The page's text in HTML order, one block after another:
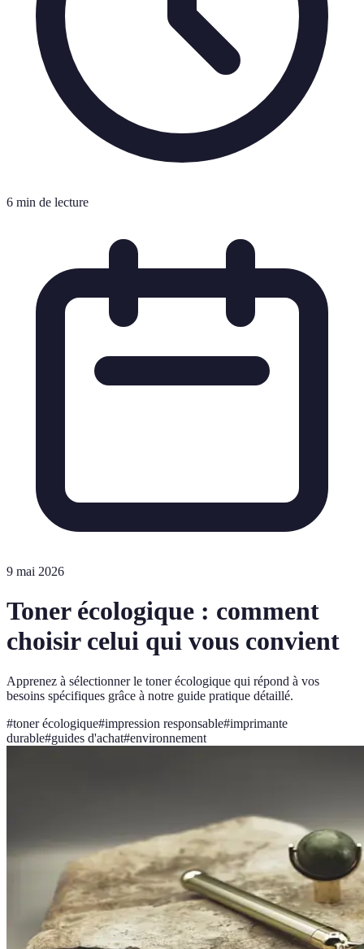
6 min de lecture
9 mai 2026
Toner écologique : comment
choisir celui qui vous convient
Apprenez à sélectionner le toner écologique qui répond à vos
besoins spécifiques grâce à notre guide pratique détaillé.
#toner écologique#impression responsable#imprimante
durable#guides d'achat#environnement